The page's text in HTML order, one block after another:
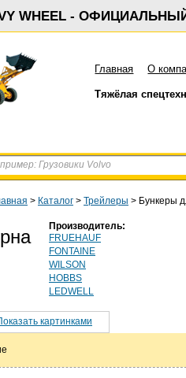
WHEEL -
Главная О
Тяжёлая
> Каталог > Трейлеры > Бункеры
Производитель:
FRUEHAUF
FONTAINE
WILSON
HOBBS
LEDWELL
картинками